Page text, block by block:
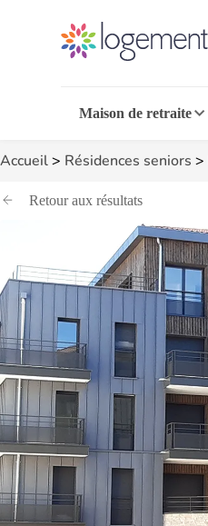
Maison de retraite
Accueil> Résidences seniors >
Retour aux résultats